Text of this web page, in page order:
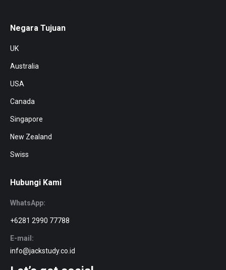
Negara Tujuan
UK
Australia
USA
Canada
Singapore
New Zealand
Swiss
Hubungi Kami
WhatsApp:
+6281 2990 77788
E-mail:
info@jackstudy.co.id